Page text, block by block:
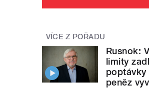
VÍCE Z POŘADU
Rusnok:
limity
poptávky
peněz